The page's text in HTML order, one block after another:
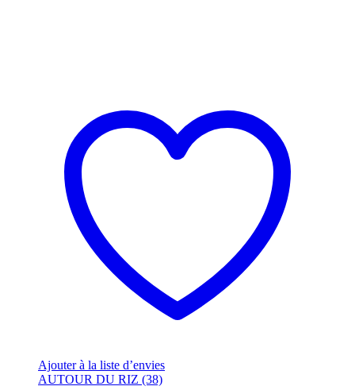
Ajouter à la liste d’envies
AUTOUR DU RIZ (38)